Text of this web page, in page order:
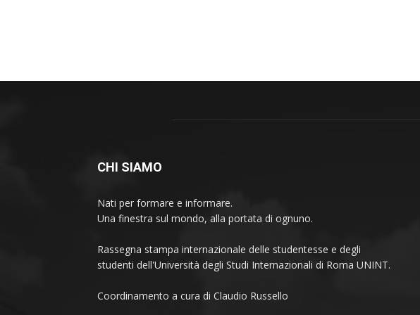
CHI SIAMO
Nati per formare e informare.
Una finestra sul mondo, alla portata di ognuno.
Rassegna stampa internazionale delle studentesse e degli
studenti dell'Università degli Studi Internazionali di Roma UNINT.
Coordinamento a cura di Claudio Russello